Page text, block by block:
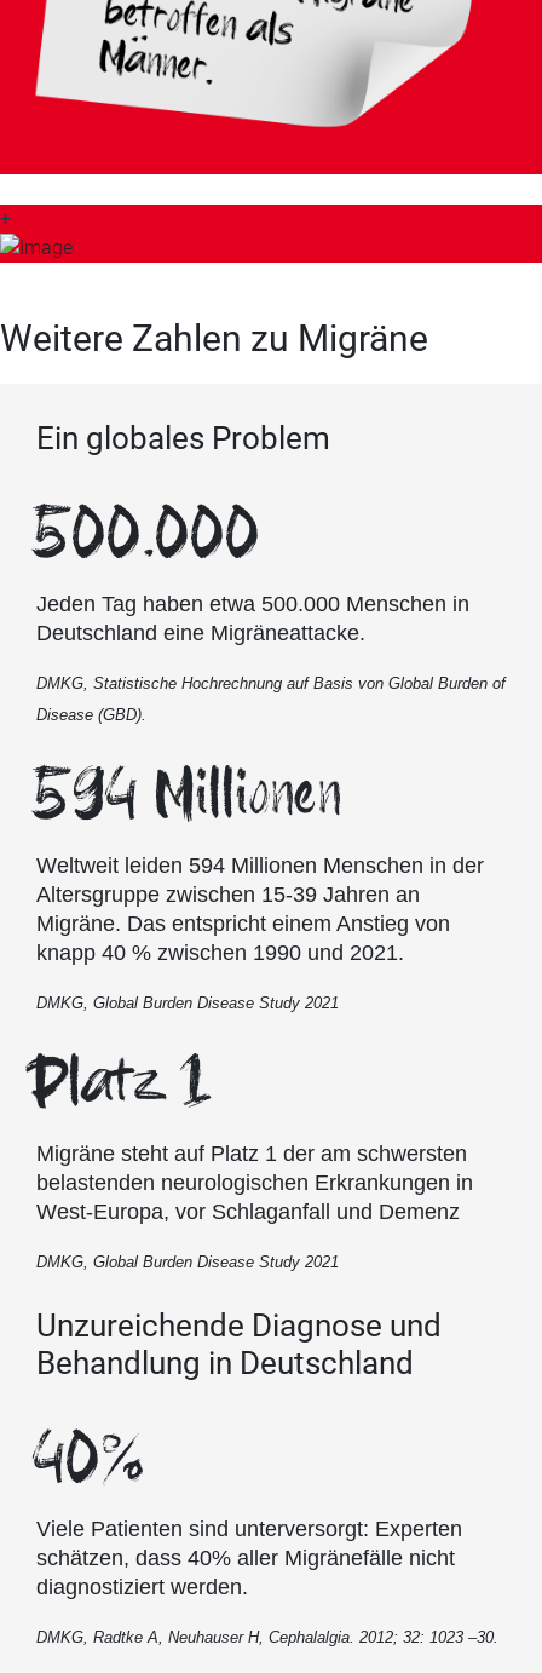
+
Weitere Zahlen zu Migräne
Ein globales Problem
500.000
Jeden Tag haben etwa 500.000 Menschen in
Deutschland eine Migräneattacke.
DMKG, Statistische Hochrechnung auf Basis von Global Burden of
Disease (GBD).
594 Millionen
Weltweit leiden 594 Millionen Menschen in der
Altersgruppe zwischen 15-39 Jahren an
Migräne. Das entspricht einem Anstieg von
knapp 40 % zwischen 1990 und 2021.
DMKG, Global Burden Disease Study 2021
Platz 1
Migräne steht auf Platz 1 der am schwersten
belastenden neurologischen Erkrankungen in
West-Europa, vor Schlaganfall und Demenz
DMKG, Global Burden Disease Study 2021
Unzureichende Diagnose und
Behandlung in Deutschland
40%
Viele Patienten sind unterversorgt: Experten
schätzen, dass 40% aller Migränefälle nicht
diagnostiziert werden.
DMKG, Radtke A, Neuhauser H, Cephalalgia. 2012; 32: 1023 –30.